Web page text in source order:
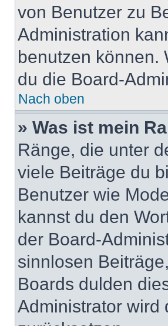
von Benutzer zu
Administration
benutzen können.
du die Board-
Nach oben
» Was ist mein
Ränge, die unter
viele Beiträge du
Benutzer wie
kannst du den
der Board-
sinnlosen
Boards dulden
Administrator wird